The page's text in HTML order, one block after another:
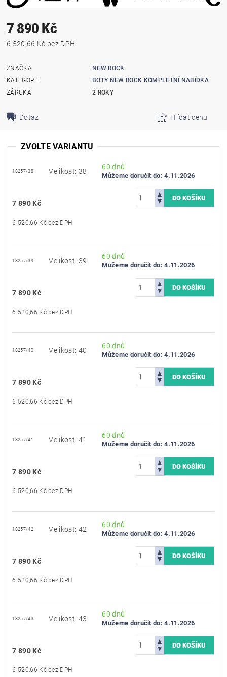
7 890 Kč
6 520,66 Kč bez DPH
ZNAČKA
NEW ROCK
KATEGORIE
BOTY NEW ROCK KOMPLETNÍ NABÍDKA
ZÁRUKA
2 ROKY
Dotaz Hlídat cenu
ZVOLTE VARIANTU
18257/38 Velikost: 38
60 dnů
Můžeme doručit do: 4.11.2026
7 890 Kč
6 520,66 Kč bez DPH
18257/39 Velikost: 39
60 dnů
Můžeme doručit do: 4.11.2026
7 890 Kč
6 520,66 Kč bez DPH
18257/40 Velikost: 40
60 dnů
Můžeme doručit do: 4.11.2026
7 890 Kč
6 520,66 Kč bez DPH
18257/41 Velikost: 41
60 dnů
Můžeme doručit do: 4.11.2026
7 890 Kč
6 520,66 Kč bez DPH
18257/42 Velikost: 42
60 dnů
Můžeme doručit do: 4.11.2026
7 890 Kč
6 520,66 Kč bez DPH
18257/43 Velikost: 43
60 dnů
Můžeme doručit do: 4.11.2026
7 890 Kč
6 520,66 Kč bez DPH